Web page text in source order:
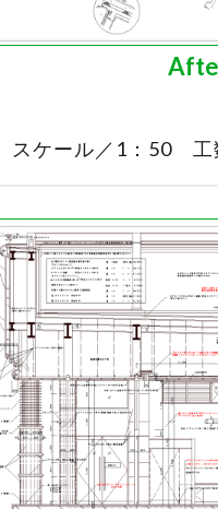
ケール／1：50 工